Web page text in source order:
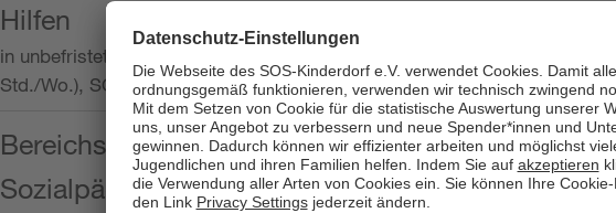
Hilfen
in unbefristeter Anstellung, Vollzeit oder Teilzeit (mind. 30 - max. 38,5
Std./Wo.), SOS-Kinderdorf Worpswede,
Bereichsleitung mit der Qualifikation als
Sozialpädagogin (m/w/d) und die Ambulanten